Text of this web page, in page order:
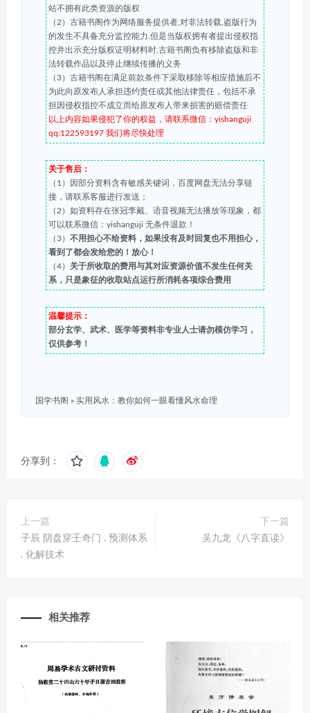
站不拥有此类资源的版权
（2）古籍书阁作为网络服务提供者,对非法转载,盗版行为
的发生不具备充分监控能力.但是当版权拥有者提出侵权指
控并出示充分版权证明材料时,古籍书阁负有移除盗版和非
法转载作品以及停止继续传播的义务
（3）古籍书阁在满足前款条件下采取移除等相应措施后不
为此向原发布人承担违约责任或其他法律责任，包括不承
担因侵权指控不成立而给原发布人带来损害的赔偿责任
以上内容如果侵犯了你的权益，请联系微信：yishanguji
qq:122593197 我们将尽快处理
关于售后：
（1）因部分资料含有敏感关键词，百度网盘无法分享链
接，请联系客服进行发送；
（2）如资料存在张冠李戴、语音视频无法播放等现象，都
可以联系微信：yishanguji 无条件退款！
（3） 不用担心不给资料，如果没有及时回复也不用担心，
看到了都会发给您的！放心！
（4） 关于所收取的费用与其对应资源价值不发生任何关
系，只是象征的收取站点运行所消耗各项综合费用
温馨提示：
部分玄学、武术、医学等资料非专业人士请勿模仿学习，
仅供参考！
国学书阁 » 实用风水：教你如何一眼看懂风水命理
分享到：
上一篇
子辰 阴盘穿壬奇门 . 预测体系
. 化解技术
下一篇
吴九龙《八字直读》
相关推荐